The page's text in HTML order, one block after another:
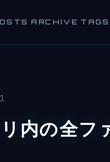
ARCHIVE TAGS
内の全フ